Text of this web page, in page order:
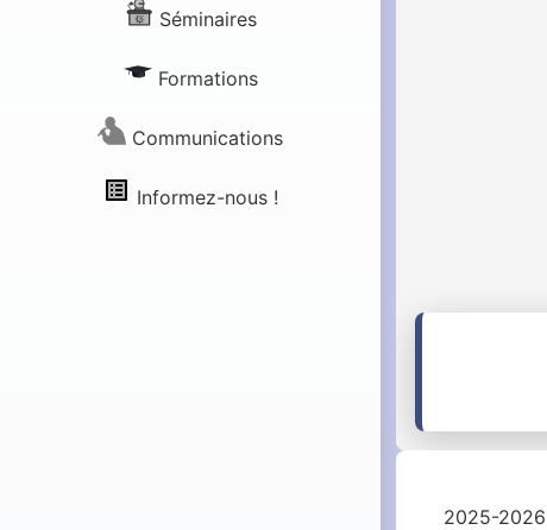
Séminaires
Formations
Communications
Informez-nous !
2025-2026